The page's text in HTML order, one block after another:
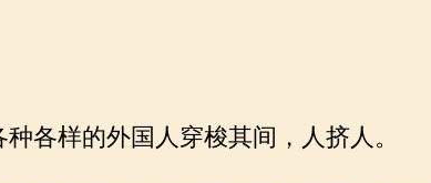
各样的外国人穿梭其间，人挤人。